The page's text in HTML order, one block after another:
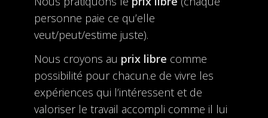
personne paie ce qu’elle
veut/peut/estime juste).
Nous croyons au prix libre comme
possibilité pour chacun.e de vivre les
expériences qui l’intéressent et de
valoriser le travail accompli comme il lui